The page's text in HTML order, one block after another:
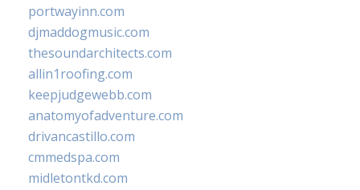
portwayinn.com
djmaddogmusic.com
thesoundarchitects.com
allin1roofing.com
keepjudgewebb.com
anatomyofadventure.com
drivancastillo.com
cmmedspa.com
midletontkd.com